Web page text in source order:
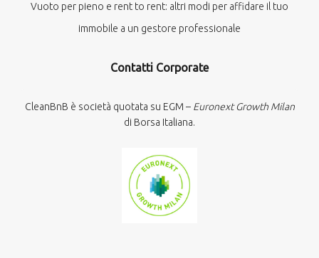
Vuoto per pieno e rent to rent: altri modi per affidare il tuo
immobile a un gestore professionale
Contatti Corporate
CleanBnB è società quotata su EGM – Euronext Growth Milan
di Borsa Italiana.